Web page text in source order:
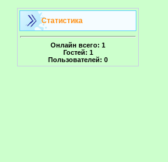
Статистика
Онлайн всего: 1
Гостей: 1
Пользователей: 0